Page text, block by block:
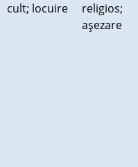
cult; locuire
religios;
aşezare